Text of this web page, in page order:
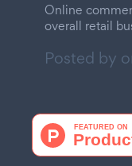
Online
overall retail
Posted by